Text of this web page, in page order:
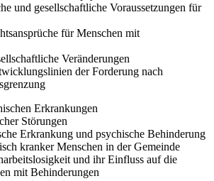
und gesellschaftliche Voraussetzungen für
für Menschen mit
Veränderungen
der Forderung nach
Erkrankungen
Störungen
Erkrankung und psychische Behinderung
kranker Menschen in der Gemeinde
und ihr Einfluss auf die
mit Behinderungen